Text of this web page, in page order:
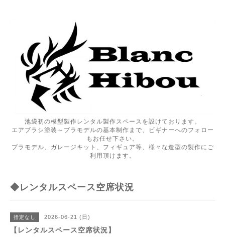
池袋初の模型製作レンタル製作スペースを設けております。
エアブラシ塗装～プラモデルの基本制作まで、ビギナーへのフォロー
もお任せ下さい。
プラモデル、ガレージキット、フィギュア等、様々な造型の製作にご
利用頂けます。
◆レンタルスペース空席状況
指定なし 2026-06-21 (日)
【レンタルスペース空席状況】